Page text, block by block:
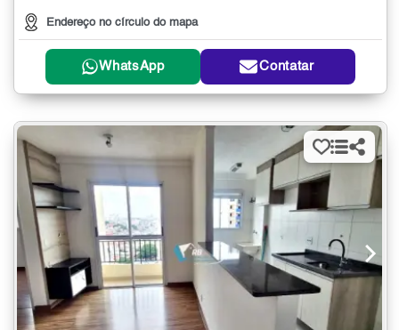
Endereço no círculo do mapa
WhatsApp Contatar